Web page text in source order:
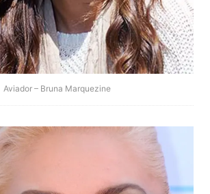
Aviador – Bruna Marquezine